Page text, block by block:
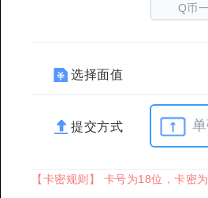
Q币
选择面值
提交方式
【卡密规则】 卡号为18位，卡密